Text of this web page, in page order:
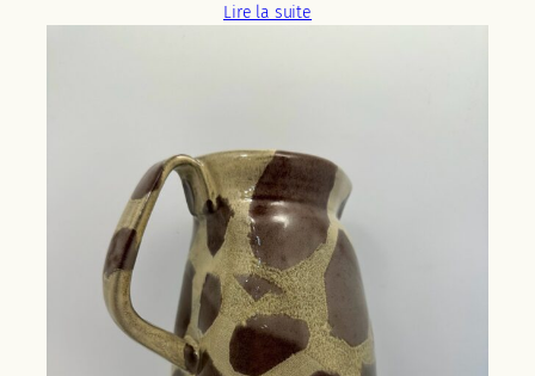
Lire la suite